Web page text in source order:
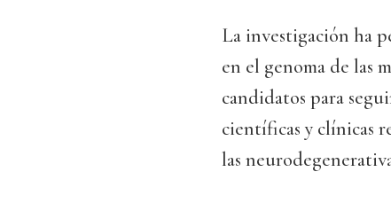
La investigación ha
en el genoma de las
candidatos para
científicas y clínicas
las